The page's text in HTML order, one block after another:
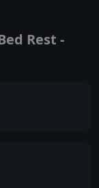
Rest -